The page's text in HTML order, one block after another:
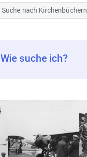
Suche nach Kirchenbüchern
Wie suche ich?